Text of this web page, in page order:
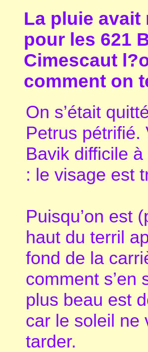
La pluie avait
pour les 621
Cimescaut
comment on
On s’était
Petrus pétrifié.
Bavik difficile
: le visage est
Puisqu’on est
haut du terril
fond de la
comment s’en
plus beau est
car le soleil ne
tarder.